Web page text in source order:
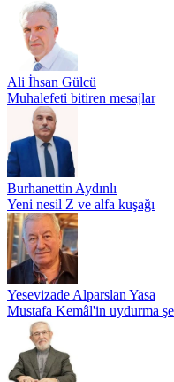
Ali İhsan Gülcü
Muhalefeti bitiren mesajlar
Burhanettin Aydınlı
Yeni nesil Z ve alfa kuşağı
Yesevizade Alparslan Yasa
Mustafa Kemâl'in uydurma